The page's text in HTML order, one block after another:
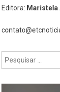
Editora: Maristela